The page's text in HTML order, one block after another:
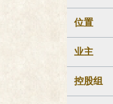
位置
业主
控股组